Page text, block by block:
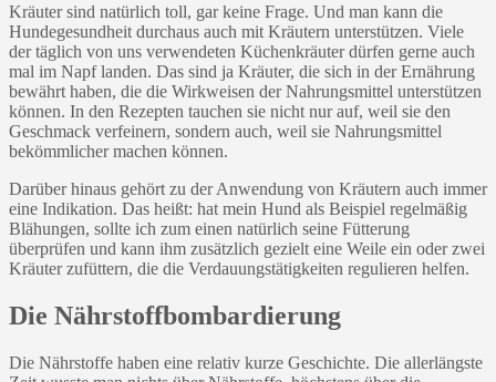
Kräuter sind natürlich toll, gar keine Frage. Und man kann die
Hundegesundheit durchaus auch mit Kräutern unterstützen. Viele
der täglich von uns verwendeten Küchenkräuter dürfen gerne auch
mal im Napf landen. Das sind ja Kräuter, die sich in der Ernährung
bewährt haben, die die Wirkweisen der Nahrungsmittel unterstützen
können. In den Rezepten tauchen sie nicht nur auf, weil sie den
Geschmack verfeinern, sondern auch, weil sie Nahrungsmittel
bekömmlicher machen können.
Darüber hinaus gehört zu der Anwendung von Kräutern auch immer
eine Indikation. Das heißt: hat mein Hund als Beispiel regelmäßig
Blähungen, sollte ich zum einen natürlich seine Fütterung
überprüfen und kann ihm zusätzlich gezielt eine Weile ein oder zwei
Kräuter zufüttern, die die Verdauungstätigkeiten regulieren helfen.
Die Nährstoffbombardierung
Die Nährstoffe haben eine relativ kurze Geschichte. Die allerlängste